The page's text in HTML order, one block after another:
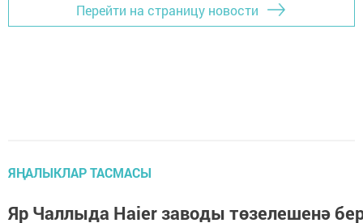
Перейти на страницу новости
ЯҢАЛЫКЛАР ТАСМАСЫ
Яр Чаллыда Haier заводы төзелешенә